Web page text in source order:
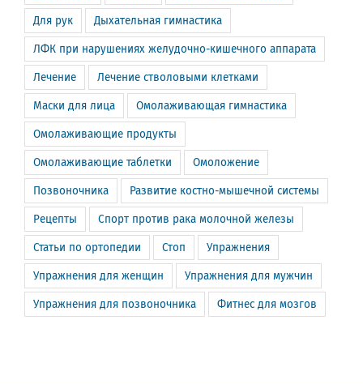
Для рук Дыхательная гимнастика
ЛФК при нарушениях желудочно-кишечного аппарата
Лечение Лечение стволовыми клетками
Маски для лица Омолаживающая гимнастика
Омолаживающие продукты
Омолаживающие таблетки Омоложение
Позвоночника Развитие костно-мышечной системы
Рецепты Спорт против рака молочной железы
Статьи по ортопедии Стоп Упражнения
Упражнения для женщин Упражнения для мужчин
Упражнения для позвоночника Фитнес для мозгов